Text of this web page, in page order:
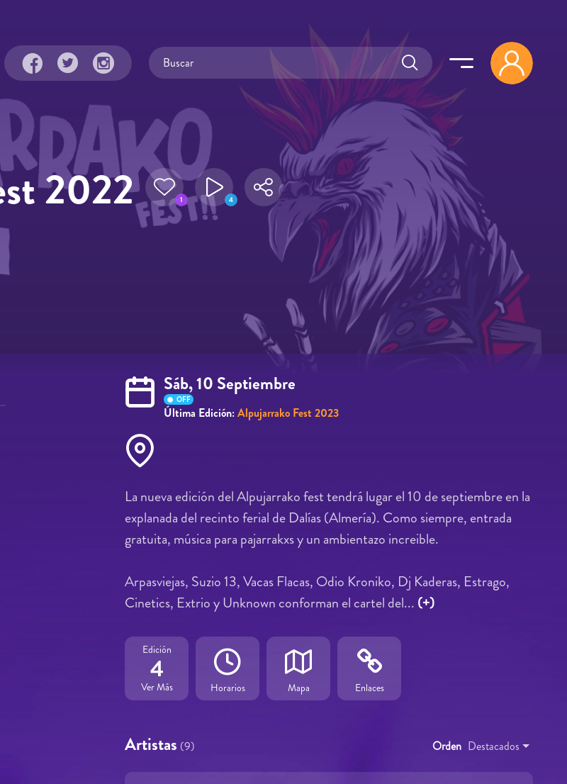
2022 1 4
Sáb, 10 Septiembre
OFF
Última Edición:Alpujarrako Fest 2023
La nueva edición del Alpujarrako fest tendrá lugar el 10 de septiembre en la
explanada del recinto ferial de Dalías (Almería). Como siempre, entrada
gratuita, música para pajarrakxs y un ambientazo increible.
Arpasviejas, Suzio 13, Vacas Flacas, Odio Kroniko, Dj Kaderas, Estrago,
Cinetics, Extrio y Unknown conforman el cartel del... (+)
Edición
4
Ver Más Horarios Mapa Enlaces
Artistas (9) Orden Destacados